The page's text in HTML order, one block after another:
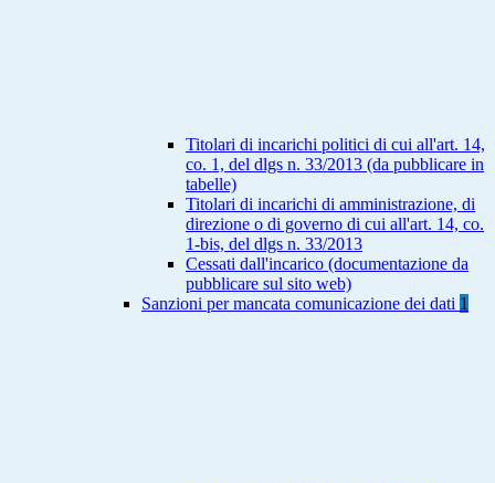
Titolari di incarichi politici di cui all'art. 14,
co. 1, del dlgs n. 33/2013 (da pubblicare in
tabelle)
Titolari di incarichi di amministrazione, di
direzione o di governo di cui all'art. 14, co.
1-bis, del dlgs n. 33/2013
Cessati dall'incarico (documentazione da
pubblicare sul sito web)
Sanzioni per mancata comunicazione dei dati 1